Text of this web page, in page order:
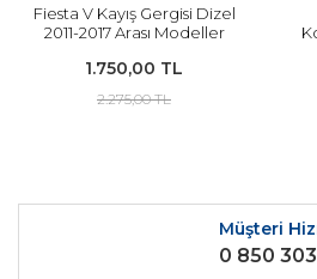
Fiesta V Kayış Gergisi Dizel
2011-2017 Arası Modeller
1.750,00 TL
2.275,00 TL
Müşteri
0 850